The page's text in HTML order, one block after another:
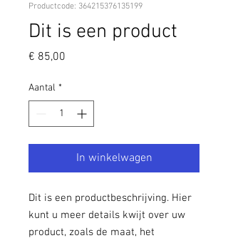
Productcode: 364215376135199
Dit is een product
€ 85,00
Aantal *
In winkelwagen
Dit is een productbeschrijving. Hier
kunt u meer details kwijt over uw
product, zoals de maat, het